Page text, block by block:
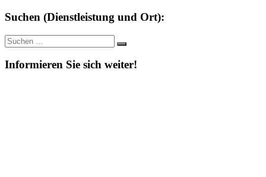
Suchen (Dienstleistung und Ort):
Suche
nach:
Suchen
Informieren Sie sich weiter!